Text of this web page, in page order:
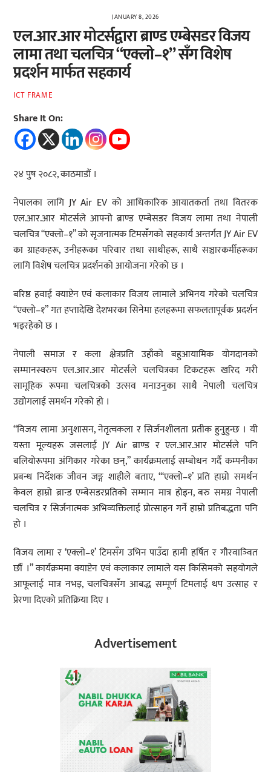
JANUARY 8, 2026
एल.आर.आर मोटर्सद्वारा ब्राण्ड एम्बेसडर विजय
लामा तथा चलचित्र “एक्लो–१” सँग विशेष
प्रदर्शन मार्फत सहकार्य
ICT FRAME
Share It On:
२४ पुष २०८२, काठमाडौं ।
नेपालका लागि JY Air EV को आधिकारिक आयातकर्ता तथा वितरक
एल.आर.आर मोटर्सले आफ्नो ब्राण्ड एम्बेसडर विजय लामा तथा नेपाली
चलचित्र “एक्लो–१” को सृजनात्मक टिमसँगको सहकार्य अन्तर्गत JY Air EV
का ग्राहकहरू, उनीहरूका परिवार तथा साथीहरू, साथै सञ्चारकर्मीहरूका
लागि विशेष चलचित्र प्रदर्शनको आयोजना गरेको छ ।
बरिष्ठ हवाई क्याप्टेन एवं कलाकार विजय लामाले अभिनय गरेको चलचित्र
“एक्लो–१” गत हप्तादेखि देशभरका सिनेमा हलहरूमा सफलतापूर्वक प्रदर्शन
भइरहेको छ ।
नेपाली समाज र कला क्षेत्रप्रति उहाँको बहुआयामिक योगदानको
सम्मानस्वरुप एल.आर.आर मोटर्सले चलचित्रका टिकटहरू खरिद गरी
सामूहिक रूपमा चलचित्रको उत्सव मनाउनुका साथै नेपाली चलचित्र
उद्योगलाई समर्थन गरेको हो ।
“विजय लामा अनुशासन, नेतृत्वकला र सिर्जनशीलता प्रतीक हुनुहुन्छ । यी
यस्ता मूल्यहरू जसलाई JY Air ब्राण्ड र एल.आर.आर मोटर्सले पनि
बलियोरूपमा अंगिकार गरेका छन्,” कार्यक्रमलाई सम्बोधन गर्दै कम्पनीका
प्रबन्ध निर्देशक जीवन जङ्ग शाहीले बताए, “‘एक्लो–१’ प्रति हाम्रो समर्थन
केवल हाम्रो ब्रान्ड एम्बेसडरप्रतिको सम्मान मात्र होइन, बरु समग्र नेपाली
चलचित्र र सिर्जनात्मक अभिव्यक्तिलाई प्रोत्साहन गर्ने हाम्रो प्रतिबद्धता पनि
हो ।
विजय लामा र ‘एक्लो–१’ टिमसँग उभिन पाउँदा हामी हर्षित र गौरवाञ्वित
र्छौं ।” कार्यक्रममा क्याप्टेन एवं कलाकार लामाले यस किसिमको सहयोगले
आफूलाई मात्र नभइ, चलचित्रसँग आबद्ध सम्पूर्ण टिमलाई थप उत्साह र
प्रेरणा दिएको प्रतिक्रिया दिए ।
Advertisement